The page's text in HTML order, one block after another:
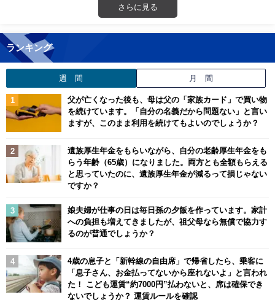
さらに見る
ランキング
週 間 月 間
父が亡くなった後も、母は父の「家族カード」で買い物
を続けています。「自分の名義だから問題ない」と言い
ますが、このまま利用を続けてもよいのでしょうか？
遺族厚生年金をもらいながら、自分の老齢厚生年金をも
らう年齢（65歳）になりました。両方とも全額もらえる
と思っていたのに、遺族厚生年金が減るって損じゃない
ですか？
娘夫婦が仕事の日は毎日孫の夕飯を作っています。家計
への負担も増えてきましたが、祖父母なら無償で協力す
るのが普通でしょうか？
4歳の息子と「新幹線の自由席」で帰省したら、乗客に
「息子さん、お金払ってないから座れないよ」と言われ
た！ こども運賃“約7000円”払わないと、席は確保でき
ないでしょうか？ 運賃ルールを確認